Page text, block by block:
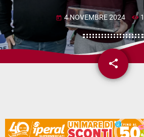
today 4 NOVEMBRE 2024
share
email